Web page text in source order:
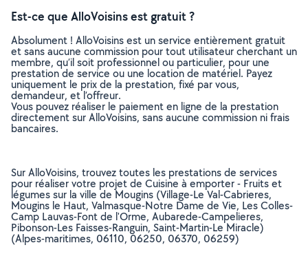
Est-ce que AlloVoisins est gratuit ?
Absolument ! AlloVoisins est un service entièrement gratuit
et sans aucune commission pour tout utilisateur cherchant un
membre, qu’il soit professionnel ou particulier, pour une
prestation de service ou une location de matériel. Payez
uniquement le prix de la prestation, fixé par vous,
demandeur, et l’offreur.
Vous pouvez réaliser le paiement en ligne de la prestation
directement sur AlloVoisins, sans aucune commission ni frais
bancaires.
Sur AlloVoisins, trouvez toutes les prestations de services
pour réaliser votre projet de Cuisine à emporter - Fruits et
légumes sur la ville de Mougins (Village-Le Val-Cabrieres,
Mougins le Haut, Valmasque-Notre Dame de Vie, Les Colles-
Camp Lauvas-Font de l'Orme, Aubarede-Campelieres,
Pibonson-Les Faisses-Ranguin, Saint-Martin-Le Miracle)
(Alpes-maritimes, 06110, 06250, 06370, 06259)